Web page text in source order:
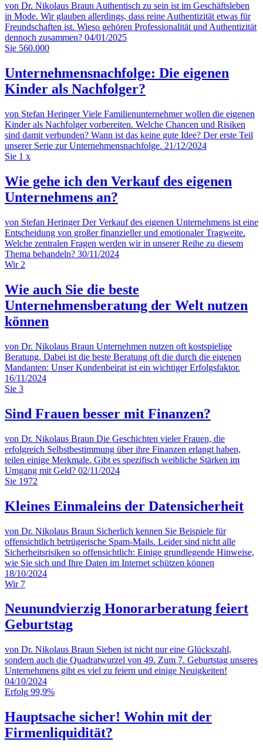
von Dr. Nikolaus BraunAuthentisch zu sein ist im Geschäftsleben
in Mode. Wir glauben allerdings, dass reine Authentizität etwas für
Freundschaften ist. Wieso gehören Professionalität und Authentizität
dennoch zusammen? 04/01/2025
Sie 560.000
Unternehmensnachfolge: Die eigenen
Kinder als Nachfolger?
von Stefan Heringer Viele Familienunternehmer wollen die eigenen
Kinder als Nachfolger vorbereiten. Welche Chancen und Risiken
sind damit verbunden? Wann ist das keine gute Idee? Der erste Teil
unserer Serie zur Unternehmensnachfolge. 21/12/2024
Sie 1 x
Wie gehe ich den Verkauf des eigenen
Unternehmens an?
von Stefan Heringer Der Verkauf des eigenen Unternehmens ist eine
Entscheidung von großer finanzieller und emotionaler Tragweite.
Welche zentralen Fragen werden wir in unserer Reihe zu diesem
Thema behandeln? 30/11/2024
Wir 2
Wie auch Sie die beste
Unternehmensberatung der Welt nutzen
können
von Dr. Nikolaus Braun Unternehmen nutzen oft kostspielige
Beratung. Dabei ist die beste Beratung oft die durch die eigenen
Mandanten: Unser Kundenbeirat ist ein wichtiger Erfolgsfaktor.
16/11/2024
Sie 3
Sind Frauen besser mit Finanzen?
von Dr. Nikolaus Braun Die Geschichten vieler Frauen, die
erfolgreich Selbstbestimmung über ihre Finanzen erlangt haben,
teilen einige Merkmale. Gibt es spezifisch weibliche Stärken im
Umgang mit Geld? 02/11/2024
Sie 1972
Kleines Einmaleins der Datensicherheit
von Dr. Nikolaus Braun Sicherlich kennen Sie Beispiele für
offensichtlich betrügerische Spam-Mails. Leider sind nicht alle
Sicherheitsrisiken so offensichtlich: Einige grundlegende Hinweise,
wie Sie sich und Ihre Daten im Internet schützen können
18/10/2024
Wir 7
Neunundvierzig Honorarberatung feiert
Geburtstag
von Dr. Nikolaus Braun Sieben ist nicht nur eine Glückszahl,
sondern auch die Quadratwurzel von 49. Zum 7. Geburtstag unseres
Unternehmens gibt es viel zu feiern und einige Neuigkeiten!
04/10/2024
Erfolg 99,9%
Hauptsache sicher! Wohin mit der
Firmenliquidität?